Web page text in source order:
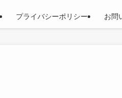
プライバシーポリシー お問